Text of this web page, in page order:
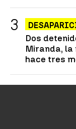
Dos
Miranda, la
hace tres